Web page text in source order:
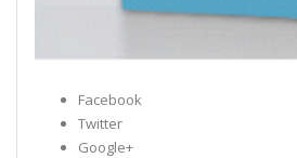
Facebook
Twitter
Google+